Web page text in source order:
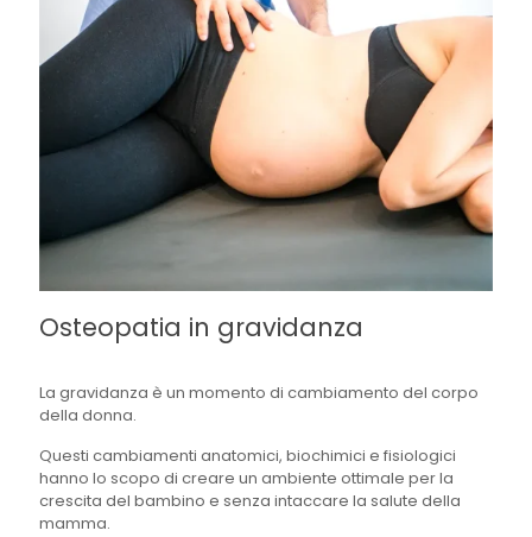
Osteopatia in gravidanza
La gravidanza è un momento di cambiamento del corpo
della donna.
Questi cambiamenti anatomici, biochimici e fisiologici
hanno lo scopo di creare un ambiente ottimale per la
crescita del bambino e senza intaccare la salute della
mamma.